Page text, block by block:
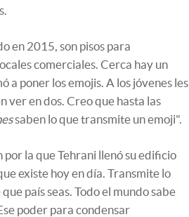
en 2015, son pisos para
comerciales. Cerca hay un
a poner los emojis. A los jóvenes les
ver en dos. Creo que hasta las
saben lo que transmite un emoji".
la que Tehrani llenó su edificio
existe hoy en día. Transmite lo
país seas. Todo el mundo sabe
poder para condensar